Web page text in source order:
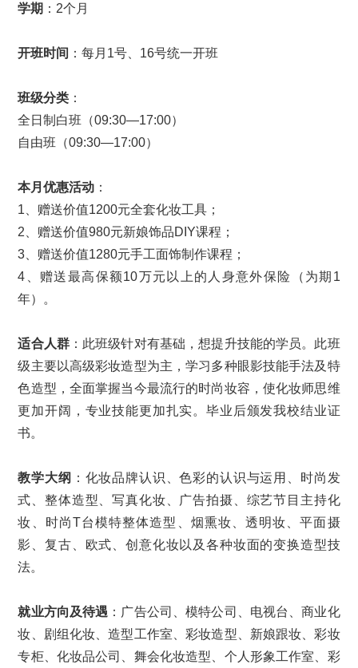
学期 ：2个月
开班时间 ：每月1号、16号统一开班
班级分类 ：
全日制白班（09:30—17:00）
自由班（09:30—17:00）
本月优惠活动 ：
1、赠送价值1200元全套化妆工具；
2、赠送价值980元新娘饰品DIY课程；
3、赠送价值1280元手工面饰制作课程；
4、赠送最高保额10万元以上的人身意外保险（为期1
年）。
适合人群：此班级针对有基础，想提升技能的学员。此班
级主要以高级彩妆造型为主，学习多种眼影技能手法及特
色造型，全面掌握当今最流行的时尚妆容，使化妆师思维
更加开阔，专业技能更加扎实。毕业后颁发我校结业证
书。
教学大纲 ：化妆品牌认识、色彩的认识与运用、时尚发
式、整体造型、写真化妆、广告拍摄、综艺节目主持化
妆、时尚T台模特整体造型、烟熏妆、透明妆、平面摄
影、复古、欧式、创意化妆以及各种妆面的变换造型技
法。
就业方向及待遇 ：广告公司、模特公司、电视台、商业化
妆、剧组化妆、造型工作室、彩妆造型、新娘跟妆、彩妆
专柜、化妆品公司、舞会化妆造型、个人形象工作室、彩